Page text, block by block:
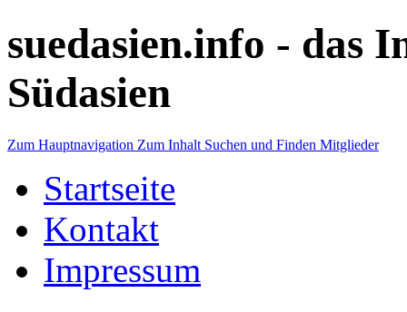
suedasien.info - das
Südasien
Zum Hauptnavigation Zum Inhalt Suchen und Finden Mitglieder
Startseite
Kontakt
Impressum